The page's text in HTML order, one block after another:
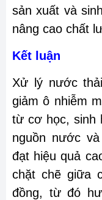
sản xuất và
nâng cao chất
Kết luận
Xử lý nước
giảm ô nhiễm
từ cơ học, sinh
nguồn nước
đạt hiệu quả
chặt chẽ giữa
đồng, từ đó